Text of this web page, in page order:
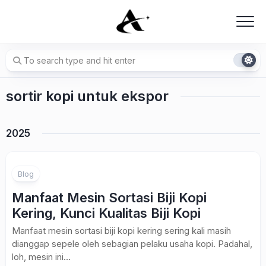
sortir kopi untuk ekspor
2025
Blog
Manfaat Mesin Sortasi Biji Kopi
Kering, Kunci Kualitas Biji Kopi
Manfaat mesin sortasi biji kopi kering sering kali masih
dianggap sepele oleh sebagian pelaku usaha kopi. Padahal,
loh, mesin ini...